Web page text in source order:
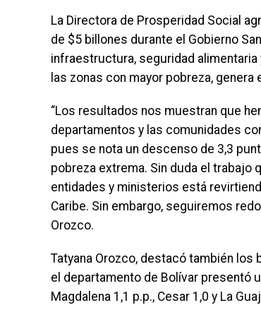
La Directora de Prosperidad Social
de $5 billones durante el Gobierno
infraestructura, seguridad
las zonas con mayor pobreza,
“Los resultados nos muestran que
departamentos y las comunidades
pues se nota un descenso de 3,3
pobreza extrema. Sin duda el trabajo
entidades y ministerios está
Caribe. Sin embargo, seguiremos
Orozco.
Tatyana Orozco, destacó también
el departamento de Bolívar presentó
Magdalena 1,1 p.p., Cesar 1,0 y La